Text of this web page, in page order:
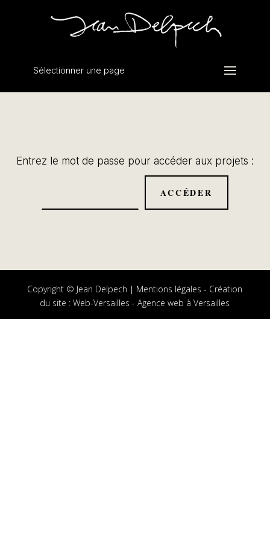
Sélectionner une page
Entrez le mot de passe pour accéder aux projets :
Copyright © Jean Delpech | Mentions légales - Création
du site :Web-Versailles - Agence web à Versailles